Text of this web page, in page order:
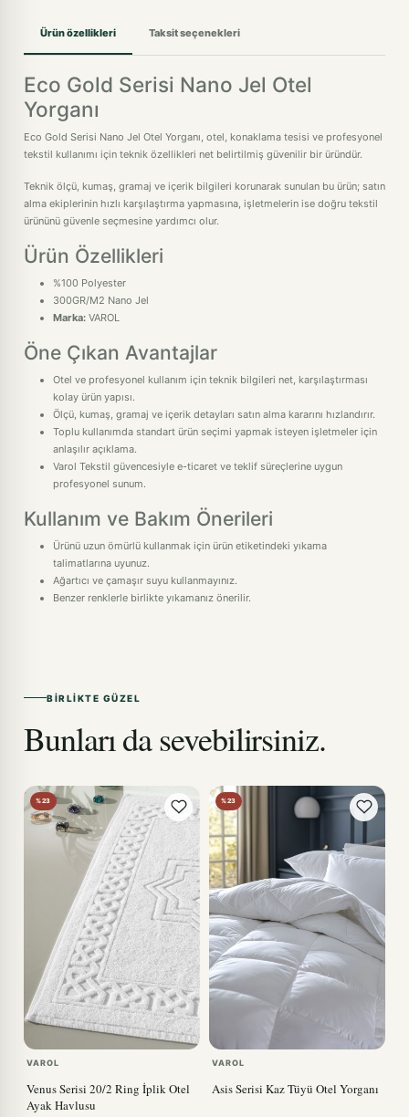
Ürün özellikleri Taksit seçenekleri
Eco Gold Serisi Nano Jel Otel
Yorganı
Eco Gold Serisi Nano Jel Otel Yorganı, otel, konaklama tesisi ve profesyonel
tekstil kullanımı için teknik özellikleri net belirtilmiş güvenilir bir üründür.
Teknik ölçü, kumaş, gramaj ve içerik bilgileri korunarak sunulan bu ürün; satın
alma ekiplerinin hızlı karşılaştırma yapmasına, işletmelerin ise doğru tekstil
ürününü güvenle seçmesine yardımcı olur.
Ürün Özellikleri
%100 Polyester
300GR/M2 Nano Jel
Marka: VAROL
Öne Çıkan Avantajlar
Otel ve profesyonel kullanım için teknik bilgileri net, karşılaştırması
kolay ürün yapısı.
Ölçü, kumaş, gramaj ve içerik detayları satın alma kararını hızlandırır.
Toplu kullanımda standart ürün seçimi yapmak isteyen işletmeler için
anlaşılır açıklama.
Varol Tekstil güvencesiyle e-ticaret ve teklif süreçlerine uygun
profesyonel sunum.
Kullanım ve Bakım Önerileri
Ürünü uzun ömürlü kullanmak için ürün etiketindeki yıkama
talimatlarına uyunuz.
Ağartıcı ve çamaşır suyu kullanmayınız.
Benzer renklerle birlikte yıkamanız önerilir.
BIRLIKTE GÜZEL
Bunları da sevebilirsiniz.
%23
VAROL
Venus Serisi 20/2 Ring İplik Otel
Ayak Havlusu
%23
VAROL
Asis Serisi Kaz Tüyü Otel Yorganı